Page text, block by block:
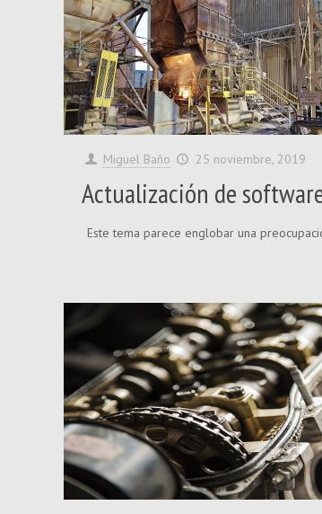
Miguel Baño 25 noviembre, 2019
Actualización de
Este tema parece englobar una